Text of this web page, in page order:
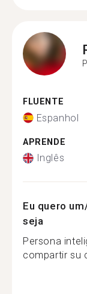
FLUENTE
Espanhol
APRENDE
Inglês
Eu quero
seja
Persona
compartir su